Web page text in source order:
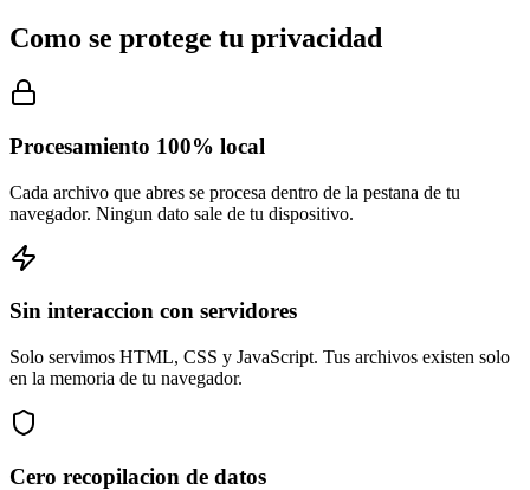
Como se protege tu privacidad
Procesamiento 100% local
Cada archivo que abres se procesa dentro de la pestana de tu
navegador. Ningun dato sale de tu dispositivo.
Sin interaccion con servidores
Solo servimos HTML, CSS y JavaScript. Tus archivos existen solo
en la memoria de tu navegador.
Cero recopilacion de datos